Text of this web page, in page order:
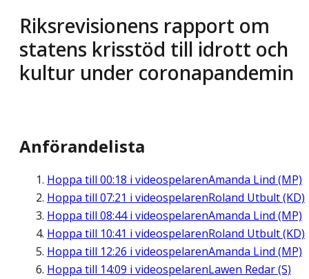
Riksrevisionens rapport om
statens krisstöd till idrott och
kultur under coronapandemin
Anförandelista
Hoppa till 00:18 i videospelarenAmanda Lind (MP)
Hoppa till 07:21 i videospelarenRoland Utbult (KD)
Hoppa till 08:44i videospelarenAmanda Lind (MP)
Hoppa till 10:41 i videospelarenRoland Utbult (KD)
Hoppa till 12:26 i videospelarenAmanda Lind (MP)
Hoppa till 14:09 i videospelarenLawen Redar (S)